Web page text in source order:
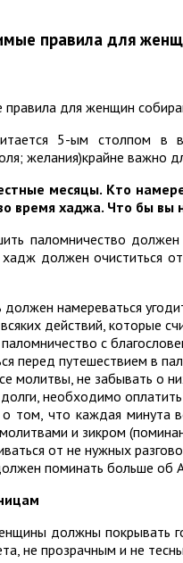
правила для
5-ым столпом в
желания)крайне важно
месяцы. Кто
время хаджа. Что бы
паломничество
должен очиститься
намереваться
действий, которые
с
перед путешествием в
молитвы, не забывать о
необходимо
том, что каждая минута
и зикром
от не нужных
поминать больше об
должны покрывать
не прозрачным и не